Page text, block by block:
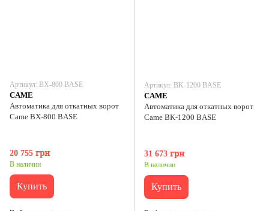
Артикул: ВХ-800 BASE
CAME
Автоматика для откатных ворот
Came ВХ-800 BASE
20 755 грн
В наличии
Купить
Артикул: ВK-1200 BASE
CAME
Автоматика для откатных ворот
Came ВK-1200 BASE
31 673 грн
В наличии
Купить